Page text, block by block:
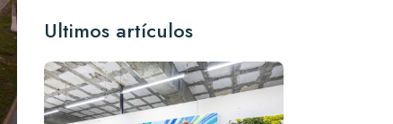
Ultimos artículos